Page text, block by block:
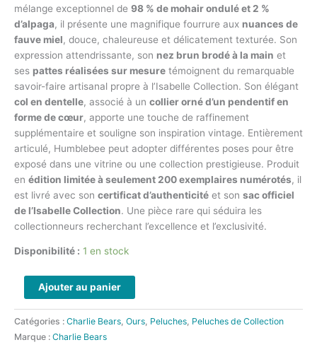
mélange exceptionnel de 98 % de mohair ondulé et 2 %
d’alpaga, il présente une magnifique fourrure aux nuances de
fauve miel, douce, chaleureuse et délicatement texturée. Son
expression attendrissante, son nez brun brodé à la main et
ses pattes réalisées sur mesure témoignent du remarquable
savoir-faire artisanal propre à l’Isabelle Collection. Son élégant
col en dentelle, associé à un collier orné d’un pendentif en
forme de cœur, apporte une touche de raffinement
supplémentaire et souligne son inspiration vintage. Entièrement
articulé, Humblebee peut adopter différentes poses pour être
exposé dans une vitrine ou une collection prestigieuse. Produit
en édition limitée à seulement 200 exemplaires numérotés, il
est livré avec son certificat d’authenticité et son sac officiel
de l’Isabelle Collection. Une pièce rare qui séduira les
collectionneurs recherchant l’excellence et l’exclusivité.
Disponibilité : 1 en stock
Ajouter au panier
Catégories : Charlie Bears, Ours, Peluches, Peluches de Collection
Marque : Charlie Bears